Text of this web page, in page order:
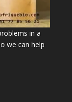
in a
we can help